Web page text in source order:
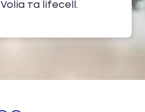
та lifecell.